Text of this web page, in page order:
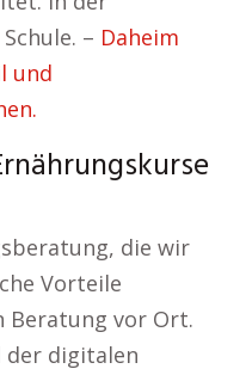
– Daheim
und
die wir
Vorteile
Beratung vor Ort.
der digitalen